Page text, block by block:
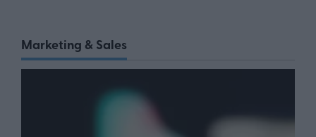
Marketing & Sales